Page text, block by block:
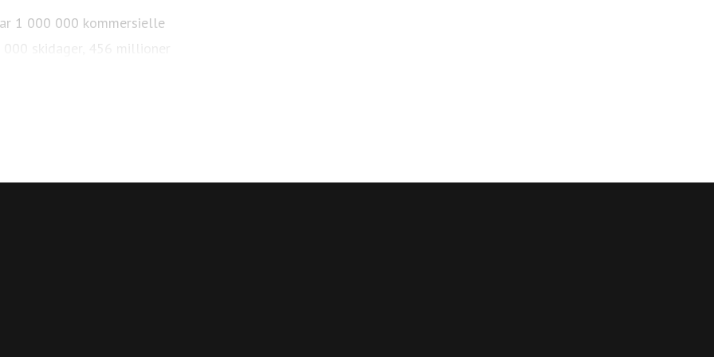
1 000 000 kommersielle
skidager, 456 millioner
langrennsløyper. Over
over 65 km
reiselivsstrategi 2030